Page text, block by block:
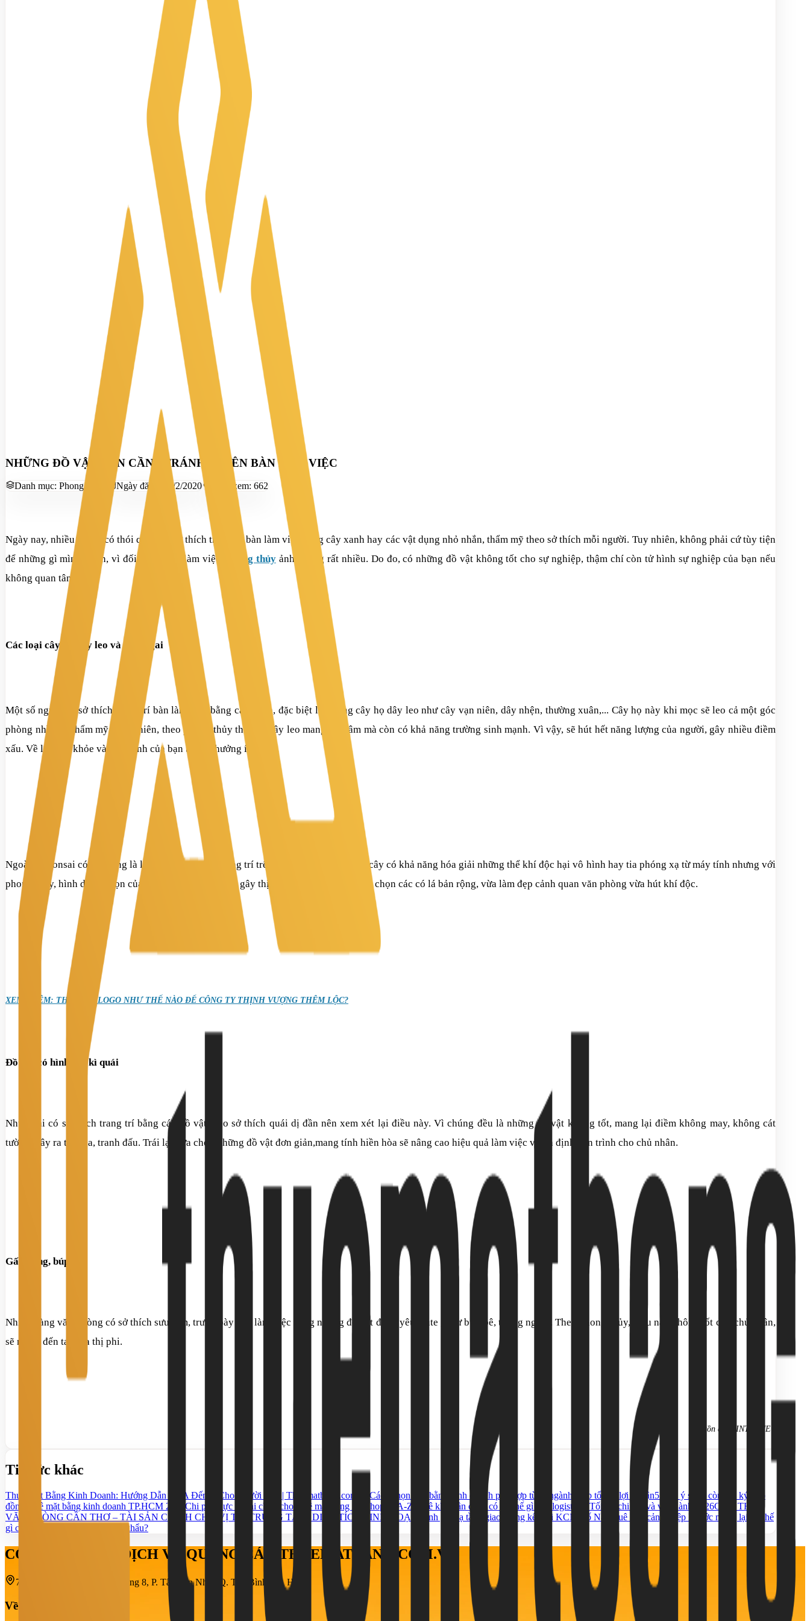
NHỮNG ĐỒ VẬT BẠN CẦN "TRÁNH" TRÊN BÀN LÀM VIỆC
Danh mục: Phong Thủy Ngày đăng: 27/2/2020 Lượt xem: 662
Ngày nay, nhiều người có thói quen và sở thích trang trí bàn làm việc bằng cây xanh hay các vật dụng nhỏ nhắn, thẩm mỹ theo sở thích mỗi người. Tuy nhiên, không phải cứ tùy tiện
để những gì mình thích, vì đối với người làm việc,
phong thủyảnh hưởng rất nhiều. Do đo, có những đồ vật không tốt cho sự nghiệp, thậm chí còn tử hình sự nghiệp của bạn nếu
không quan tâm tới.
Các loại cây họ dây leo và họ có gai
Một số người có sở thích trang trí bàn làm việc bằng cây xanh, đặc biệt là những cây họ dây leo như cây vạn niên, dây nhện, thường xuân,... Cây họ này khi mọc sẽ leo cả một góc
phòng nhìn rất thẩm mỹ. Tuy nhiên, theo phong thủy thì loại dây leo mang tính âm mà còn có khả năng trường sinh mạnh. Vì vậy, sẽ hút hết năng lượng của người, gây nhiều điềm
xấu. Về lâu sức khỏe và vận trình của bạn bị ảnh hưởng ít nhiều.
Ngoài ra, bonsai có gai cũng là loài cây nên tránh trang trí trên bàn làm việc. Mặc dù cây có khả năng hóa giải những thể khí độc hại vô hình hay tia phóng xạ từ máy tính nhưng với
phong thủy, hình dáng nhọn của gai sẽ đem tới sát khí, gây thị phi tai họa.
Bạn nên lựa chọn các có lá bản rộng, vừa làm đẹp cảnh quan văn phòng vừa hút khí độc.
XEM THÊM: THIẾT KẾ LOGO NHƯ THẾ NÀO ĐỂ CÔNG TY THỊNH VƯỢNG THÊM LỘC?
Đồ vật có hình thù kì quái
Những ai có sở thích trang trí bằng các đồ vật theo sở thích quái dị đần nên xem xét lại điều này. Vì chúng đều là những đồ vật không tốt, mang lại điềm không may, không cát
tường, gây ra tai họa, tranh đấu. Trái lại, lựa chọn những đồ vật đơn giản,mang tính hiền hòa sẽ nâng cao hiệu quả làm việc và ổn định vận trình cho chủ nhân.
Gấu bông, búp bê
Nhiều nàng văn phòng có sở thích sưu tầm, trưng bày bàn làm việc bằng những đồ vật đáng yêu, cute , như búp bê, tượng người. Theo phong thủy, điều này không tốt cho chủ nhân,
sẽ mang đến tai họa thị phi.
Nguồn ảnh: INTERNET
Tin tức khác
Thuê Mặt Bằng Kinh Doanh: Hướng Dẫn Từ A Đến Z Cho Người Mới | Thuematbang.com.vn Cách chọn mặt bằng kinh doanh phù hợp từng ngành giúp tối ưu lợi nhuận5 Lưu ý sống còn khi ký hợp
đồng thuê mặt bằng kinh doanh TP.HCM 2026 Chi phí thực tế khi chọn cho thuê mặt bằng mở shop từ A-Z Thuê kho gần cảng có lợi thế gì cho logistics? Tối ưu chi phí và vận hành 2026CHO THUÊ
VĂN PHÒNG CẦN THƠ – TÀI SẢN CHÍNH CHỦ VỊ TRÍ TRUNG TÂM, DIỆN TÍCH LINH HOẠT
Đánh giá hạ tầng giao thông kết nối KCN Hố Nai
Thuê kho cảng Hiệp Phước mang lại lợi thế
gì cho doanh nghiệp xuất nhập khẩu?
CÔNG TY TNHH DỊCH VỤ QUẢNG CÁO THUEMATBANG.COM.VN
708-710-712 Cách Mạng Tháng 8, P. Tân Sơn Nhất, Q. Tân Bình, TP. HCM
Về chúng tôi